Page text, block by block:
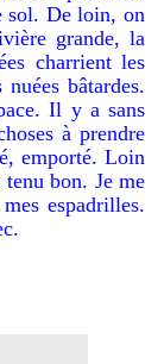
sol. De loin, on
grande, la
charrient les
bâtardes.
Il y a sans
à prendre
emporté. Loin
bon. Je me
espadrilles.